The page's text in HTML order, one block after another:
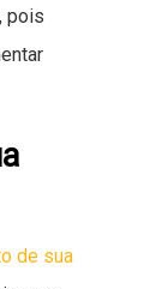
pois
de sua